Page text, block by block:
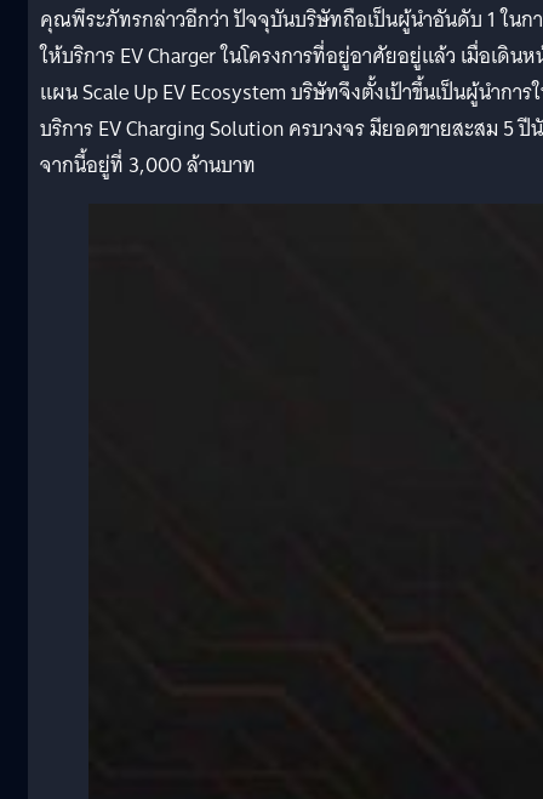
คุณพีระภัทรกล่าวอีกว่า ปัจจุบันบริษัทถือเป็นผู้นำอันดับ 1 ในก
ให้บริการ EV Charger ในโครงการที่อยู่อาศัยอยู่แล้ว เมื่อเดินห
แผน Scale Up EV Ecosystem บริษัทจึงตั้งเป้าขึ้นเป็นผู้นำการ
บริการ EV Charging Solution ครบวงจร มียอดขายสะสม 5 ปี
จากนี้อยู่ที่ 3,000 ล้านบาท